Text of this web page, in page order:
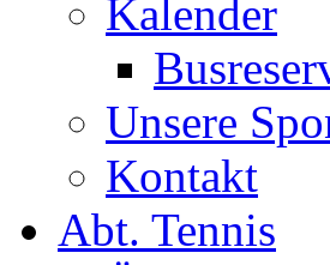
Kalender
Unsere
Kontakt
Abt. Tennis